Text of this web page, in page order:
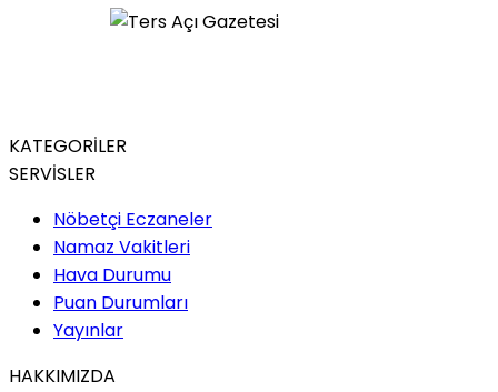
KATEGORİLER
SERVİSLER
Nöbetçi Eczaneler
Namaz Vakitleri
Hava Durumu
Puan Durumları
Yayınlar
HAKKIMIZDA